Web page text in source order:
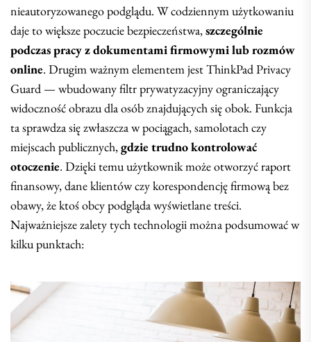
nieautoryzowanego podglądu. W codziennym użytkowaniu
daje to większe poczucie bezpieczeństwa,szczególnie
podczas pracy z dokumentami firmowymi lub rozmów
online. Drugim ważnym elementem jest ThinkPad Privacy
Guard — wbudowany filtr prywatyzacyjny ograniczający
widoczność obrazu dla osób znajdujących się obok. Funkcja
ta sprawdza się zwłaszcza w pociągach, samolotach czy
miejscach publicznych,gdzie trudno kontrolować
otoczenie. Dzięki temu użytkownik może otworzyć raport
finansowy, dane klientów czy korespondencję firmową bez
obawy, że ktoś obcy podgląda wyświetlane treści.
Najważniejsze zalety tych technologii można podsumować w
kilku punktach: